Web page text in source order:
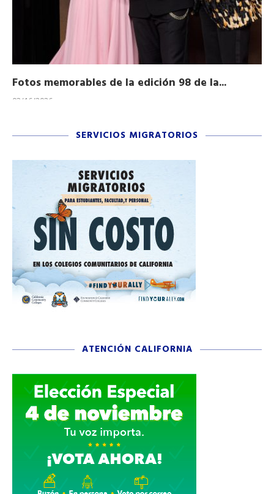
Fotos memorables de la edición 98 de la...
03/16/2026
SERVICIOS MIGRATORIOS
ATENCIÓN CALIFORNIA